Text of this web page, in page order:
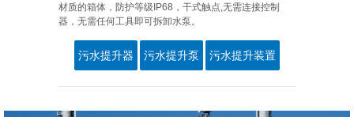
材质的箱体，防护等级IP68，干式触点,无需连接控制
器，无需任何工具即可拆卸水泵。
污水提升器 污水提升泵 污水提升装置